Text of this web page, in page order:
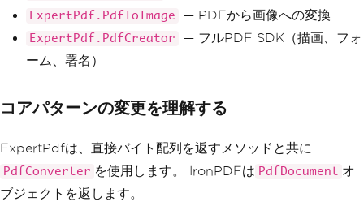
ExpertPdf.PdfToImage — PDFから画像への変換
ExpertPdf.PdfCreator
— フルPDF SDK（描画、フォ
ーム、署名）
コアパターンの変更を理解する
ExpertPdfは、直接バイト配列を返すメソッドと共に
PdfConverter を使用します。 IronPDFは PdfDocument オ
ブジェクトを返します。